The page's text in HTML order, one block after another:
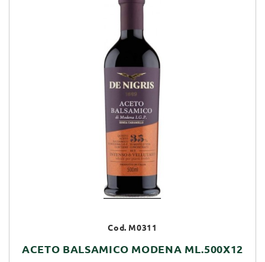
Cod. M0311
ACETO BALSAMICO MODENA ML.500X12